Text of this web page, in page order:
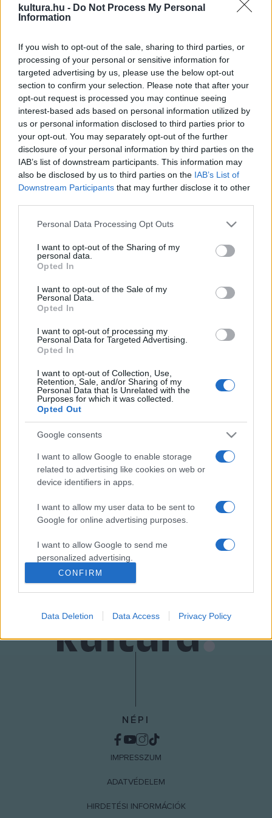
kultura.hu - Do Not Process My Personal
Information
If you wish to opt-out of the sale, sharing to third parties, or
processing of your personal or sensitive information for
targeted advertising by us, please use the below opt-out
section to confirm your selection. Please note that after your
opt-out request is processed you may continue seeing
interest-based ads based on personal information utilized by
us or personal information disclosed to third parties prior to
your opt-out. You may separately opt-out of the further
disclosure of your personal information by third parties on the
IAB’s list of downstream participants. This information may
also be disclosed by us to third parties on the IAB’s List of
Downstream Participants that may further disclose it to other
Please note that this website/app uses one or more Google
not limited to your visit or usage behaviour. You may click to
grant or deny consent to Google and its third-party tags to
use your data for below specified purposes in below Google
consent section.
Personal Data Processing Opt Outs
I want to opt-out of the Sharing of my
personal data.
Opted In
I want to opt-out of the Sale of my
Personal Data.
Opted In
I want to opt-out of processing my
Personal Data for Targeted Advertising.
Opted In
I want to opt-out of Collection, Use,
Retention, Sale, and/or Sharing of my
Personal Data that Is Unrelated with the
Purposes for which it was collected.
Opted Out
Google consents
I want to allow Google to enable storage
related to advertising like cookies on web or
device identifiers in apps.
I want to allow my user data to be sent to
Google for online advertising purposes.
I want to allow Google to send me
personalized advertising.
I want to allow Google to enable storage
related to analytics like cookies on web or
related to functionality of the website or app.
I want to allow Google to enable storage
related to security, including authentication
functionality and fraud prevention, and other
CONFIRM
Data Deletion Data Access Privacy Policy
Erdősné Matyikó Zsuzsanna, Zamárdi alpolgármestere
arról számolt be, hogy a fesztiválozók vonulása még hétfőn
is megbénította a település közlekedését. Míg tavaly
vonattal, idén gépkocsikkal jöttek többen, talán a
változékony időjárás miatt. A szórakozó fiatalok nemcsak a
rendezvény területén, hanem a magánházaknál is folytatták
a mulatozást, így "bár a település lakossága az évek
múlásával egyre toleránsabb, az emberek a rendkívül nehéz
napok után szabályosan fellélegeznek" ? fogalmazott az
terület bérleti díjából 10 millió forint bevétele származik
Zamárdinak. A magánházakban megszállt vendégek után
további 18 millió forintnyi idegenforgalmi adóbevételre
számít az önkormányzat, és Zamárdi azzal is gazdagodott,
fejlesztésébe a rendezvény területén.
A Balaton Sound az üdülőrégió egyik legjelentősebb
rendezvényévé nőtte ki magát, ami a távolabbi
településeken is megtölti a szálláshelyeket, fellendíti a
térség vendéglátóegységeinek forgalmát, és jelentős
reklámértékkel bír, így a közvetett haszna is jelentős
Zamárdi számára.
PROGRAM
NÉPI
IMPRESSZUM
ADATVÉDELEM
HIRDETÉSI INFORMÁCIÓK